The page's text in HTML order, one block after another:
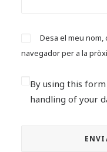
Desa el meu
navegador per a la
By using this
handling of your